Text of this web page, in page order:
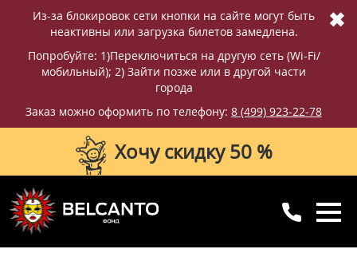
Из-за блокировок сети кнопки на сайте могут быть
неактивны или загрузка билетов замедлена.
Попробуйте: 1)Переключиться на другую сеть (Wi-Fi/
мобильный); 2) Зайти позже или в другой части
города
Заказ можно оформить по телефону: 8 (499) 923-22-78
✖
Хочу скидку 50 %